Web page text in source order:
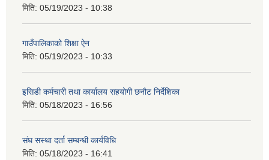
मिति: 05/19/2023 - 10:38
गाउँपालिकाको शिक्षा ऐन
मिति: 05/19/2023 - 10:33
इसिडी कर्मचारी तथा कार्यालय सहयोगी छनौट निर्देशिका
मिति: 05/18/2023 - 16:56
संघ सस्था दर्ता सम्बन्धी कार्यविधि
मिति: 05/18/2023 - 16:41